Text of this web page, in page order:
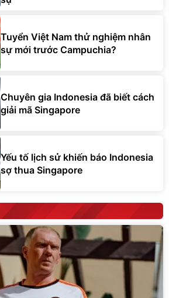
Tuyển Việt Nam thử nghiệm nhân
sự mới trước Campuchia?
Chuyên gia Indonesia đã biết cách
giải mã Singapore
Yếu tố lịch sử khiến báo Indonesia
sợ thua Singapore